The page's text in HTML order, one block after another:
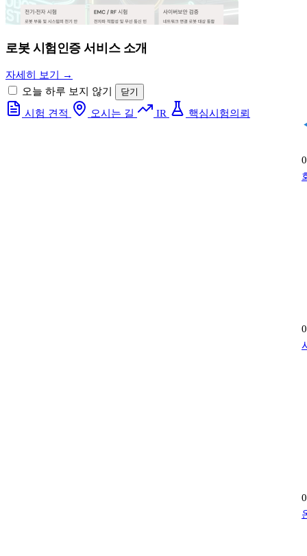
로봇 시험인증 서비스 소개
자세히 보기 →
오늘 하루 보지 않기
닫기
시험 견적 오시는 길 IR 핵심시험의뢰